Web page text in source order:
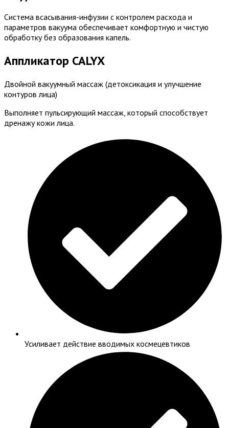
Система всасывания-инфузии с контролем расхода и
параметров вакуума обеспечивает комфортную и чистую
обработку без образования капель.
Аппликатор CALYX
Двойной вакуумный массаж (детоксикация и улучшение
контуров лица)
Выполняет пульсирующий массаж, который способствует
дренажу кожи лица.
Усиливает действие вводимых космецевтиков